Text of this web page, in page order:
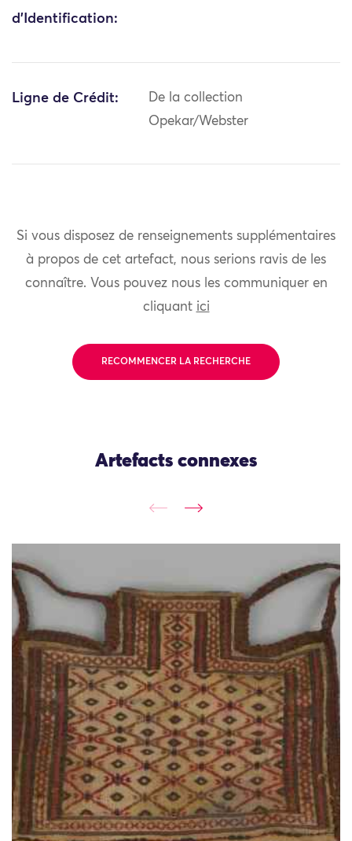
d'Identification:
Ligne de Crédit:
De la collection
Opekar/Webster
Si vous disposez de renseignements supplémentaires
à propos de cet artefact, nous serions ravis de les
connaître. Vous pouvez nous les communiquer en
cliquant ici
RECOMMENCER LA RECHERCHE
Artefacts connexes